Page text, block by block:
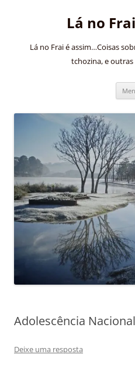
Lá no
Lá no Frai é assim…Coisas
tchozina, e
Adolescência
Deixe uma resposta